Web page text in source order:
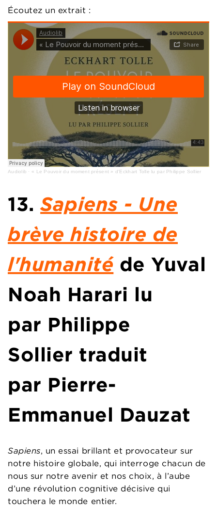
Écoutez un extrait :
Audiolib · « Le Pouvoir du moment présent » d'Eckhart Tolle lu par Philippe Sollier
13.Sapiens - Une
brève histoire de
l'humanitédeYuval
Noah Harari lu
par Philippe
Sollier traduit
par Pierre-
Emmanuel Dauzat
Sapiens, un essai brillant et provocateur sur
notre histoire globale, qui interroge chacun de
nous sur notre avenir et nos choix, à l’aube
d’une révolution cognitive décisive qui
touchera le monde entier.